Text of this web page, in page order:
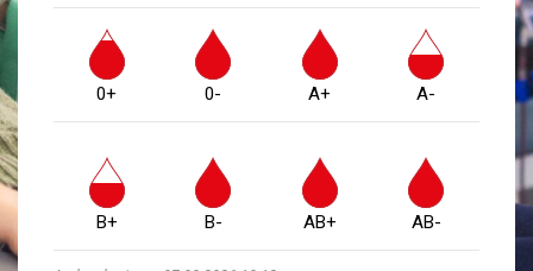
0+ 0- A+ A-
B+ B- AB+ AB-